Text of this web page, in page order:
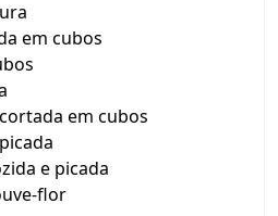
em cubos
em cubos
e picada
flor